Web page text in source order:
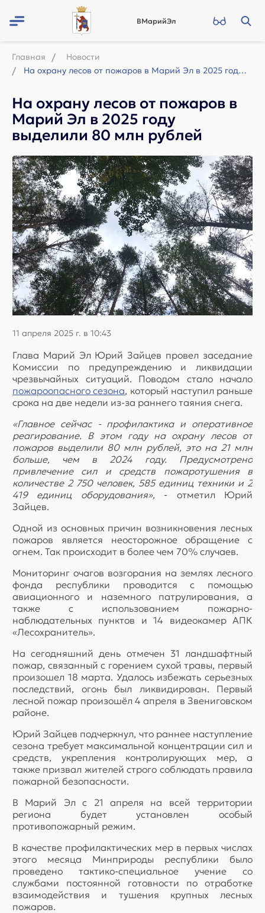
ВМарийЭл
Главная
Новости
На охрану лесов от пожаров в Марий Эл в 2025 году выделили 80 млн рублей
На охрану лесов от пожаров в
Марий Эл в 2025 году
выделили 80 млн рублей
11 апреля 2025 г. в 10:43
Глава Марий Эл Юрий Зайцев провел заседание
Комиссии по предупреждению и ликвидации
чрезвычайных ситуаций. Поводом стало начало
пожароопасного сезона, который наступил раньше
срока на две недели из-за раннего таяния снега.
«Главное сейчас - профилактика и оперативное
реагирование. В этом году на охрану лесов от
пожаров выделили 80 млн рублей, это на 21 млн
больше, чем в 2024 году. Предусмотрено
привлечение сил и средств пожаротушения в
количестве 2 750 человек, 585 единиц техники и 2
419 единиц оборудования», - отметил Юрий
Зайцев.
Одной из основных причин возникновения лесных
пожаров является неосторожное обращение с
огнем. Так происходит в более чем 70% случаев.
Мониторинг очагов возгорания на землях лесного
фонда республики проводится с помощью
авиационного и наземного патрулирования, а
также с использованием пожарно-
наблюдательных пунктов и 14 видеокамер АПК
«Лесохранитель».
На сегодняшний день отмечен 31 ландшафтный
пожар, связанный с горением сухой травы, первый
произошел 18 марта. Удалось избежать серьезных
последствий, огонь был ликвидирован. Первый
лесной пожар произошёл 4 апреля в Звениговском
районе.
Юрий Зайцев подчеркнул, что раннее наступление
сезона требует максимальной концентрации сил и
средств, укрепления контролирующих мер, а
также призвал жителей строго соблюдать правила
пожарной безопасности.
В Марий Эл с 21 апреля на всей территории
региона будет установлен особый
противопожарный режим.
В качестве профилактических мер в первых числах
этого месяца Минприроды республики было
проведено тактико-специальное учение со
службами постоянной готовности по отработке
взаимодействия и тушения крупных лесных
пожаров.